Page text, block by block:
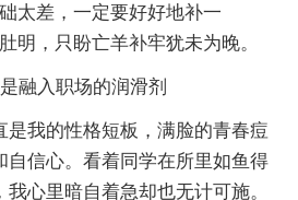
太差，一定要好好地补一
明，只盼亡羊补牢犹未为晚。
入职场的润滑剂
我的性格短板，满脸的青春痘
自信心。看着同学在所里如鱼得
心里暗自着急却也无计可施。